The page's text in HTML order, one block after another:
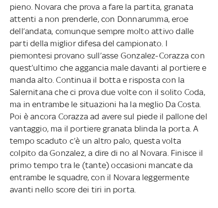
pieno. Novara che prova a fare la partita, granata
attenti a non prenderle, con Donnarumma, eroe
dell’andata, comunque sempre molto attivo dalle
parti della miglior difesa del campionato. I
piemontesi provano sull’asse Gonzalez-Corazza con
quest’ultimo che aggancia male davanti al portiere e
manda alto. Continua il botta e risposta con la
Salernitana che ci prova due volte con il solito Coda,
ma in entrambe le situazioni ha la meglio Da Costa.
Poi è ancora Corazza ad avere sul piede il pallone del
vantaggio, ma il portiere granata blinda la porta. A
tempo scaduto c’è un altro palo, questa volta
colpito da Gonzalez, a dire di no al Novara. Finisce il
primo tempo tra le (tante) occasioni mancate da
entrambe le squadre, con il Novara leggermente
avanti nello score dei tiri in porta.